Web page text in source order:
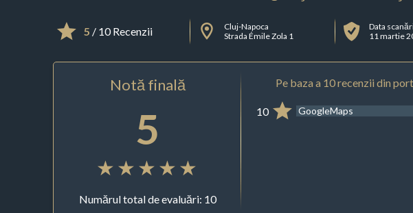
5 / 10 Recenzii
Cluj-Napoca
Strada Émile Zola 1
Data
11 martie
Notă finală
5
Numărul total de evaluări: 10
Pe baza a 10 recenzii din
10 GoogleMaps